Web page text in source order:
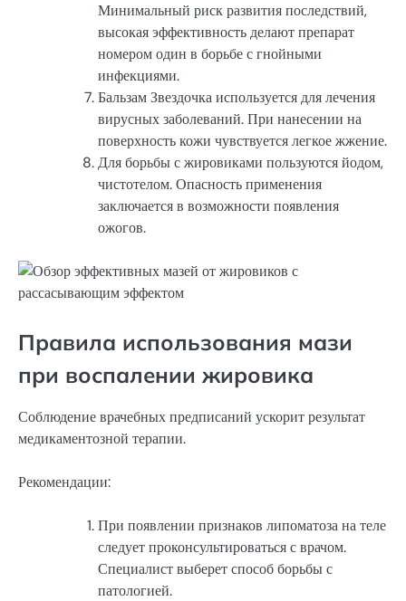
Минимальный риск развития последствий,
высокая эффективность делают препарат
номером один в борьбе с гнойными
инфекциями.
Бальзам Звездочка используется для лечения
вирусных заболеваний. При нанесении на
поверхность кожи чувствуется легкое жжение.
Для борьбы с жировиками пользуются йодом,
чистотелом. Опасность применения
заключается в возможности появления
ожогов.
Правила использования мази
при воспалении жировика
Соблюдение врачебных предписаний ускорит результат
медикаментозной терапии.
Рекомендации:
При появлении признаков липоматоза на теле
следует проконсультироваться с врачом.
Специалист выберет способ борьбы с
патологией.